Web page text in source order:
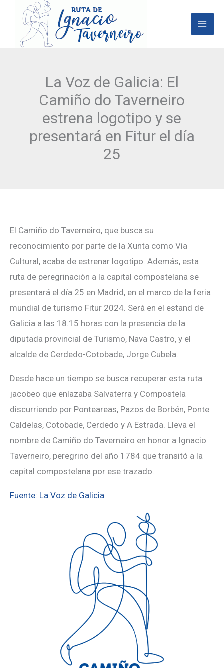
contenido
La Voz de Galicia: El
Camiño do Taverneiro
estrena logotipo y se
presentará en Fitur el día
25
El Camiño do Taverneiro, que busca su
reconocimiento por parte de la Xunta como Vía
Cultural, acaba de estrenar logotipo. Además, esta
ruta de peregrinación a la capital compostelana se
presentará el día 25 en Madrid, en el marco de la feria
mundial de turismo Fitur 2024. Será en el estand de
Galicia a las 18.15 horas con la presencia de la
diputada provincial de Turismo, Nava Castro, y el
alcalde de Cerdedo-Cotobade, Jorge Cubela.
Desde hace un tiempo se busca recuperar esta ruta
jacobeo que enlazaba Salvaterra y Compostela
discurriendo por Ponteareas, Pazos de Borbén, Ponte
Caldelas, Cotobade, Cerdedo y A Estrada. Lleva el
nombre de Camiño do Taverneiro en honor a Ignacio
Taverneiro, peregrino del año 1784 que transitó a la
capital compostelana por ese trazado.
Fuente: La Voz de Galicia